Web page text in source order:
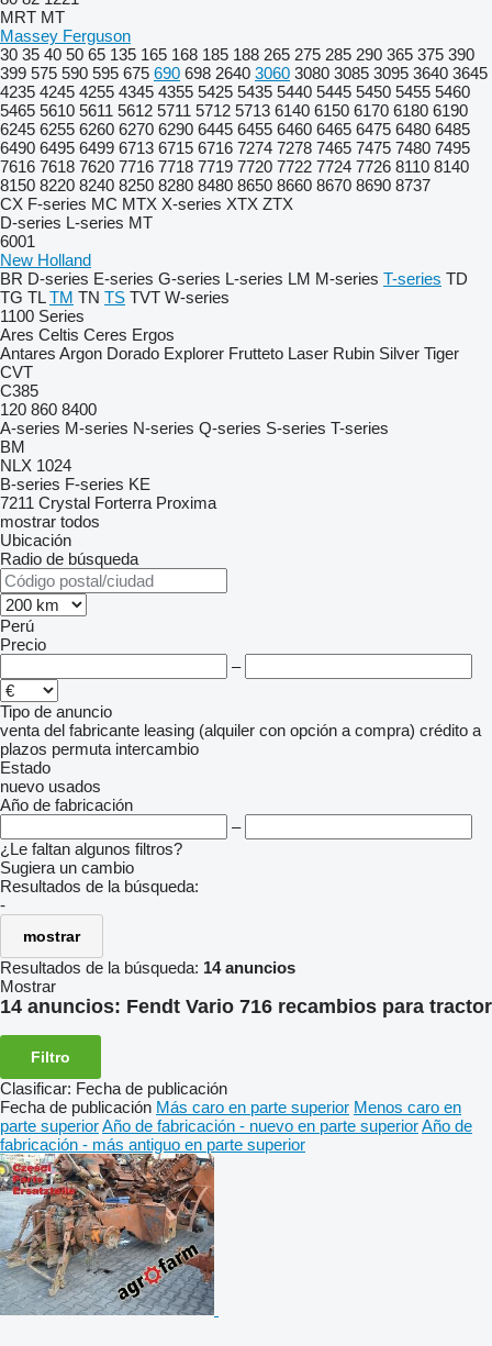
MRT MT
Massey Ferguson
30 35 40 50 65 135 165 168 185 188 265 275 285 290 365 375 390
399 575 590 595 675 690 698 2640 3060 3080 3085 3095 3640 3645
4235 4245 4255 4345 4355 5425 5435 5440 5445 5450 5455 5460
5465 5610 5611 5612 5711 5712 5713 6140 6150 6170 6180 6190
6245 6255 6260 6270 6290 6445 6455 6460 6465 6475 6480 6485
6490 6495 6499 6713 6715 6716 7274 7278 7465 7475 7480 7495
7616 7618 7620 7716 7718 7719 7720 7722 7724 7726 8110 8140
8150 8220 8240 8250 8280 8480 8650 8660 8670 8690 8737
CX F-series MC MTX X-series XTX ZTX
D-series L-series MT
6001
New Holland
BR D-series E-series G-series L-series LM M-series T-series TD
TG TL TM TN TS TVT W-series
1100 Series
Ares Celtis Ceres Ergos
Antares Argon Dorado Explorer Frutteto Laser Rubin Silver Tiger
CVT
C385
120 860 8400
A-series M-series N-series Q-series S-series T-series
BM
NLX 1024
B-series F-series KE
7211 Crystal Forterra Proxima
mostrar todos
Ubicación
Radio de búsqueda
Perú
Precio
–
Tipo de anuncio
venta del fabricante leasing (alquiler con opción a compra) crédito a
plazos permuta intercambio
Estado
nuevo usados
Año de fabricación
–
¿Le faltan algunos filtros?
Sugiera un cambio
Resultados de la búsqueda:
-
mostrar
Resultados de la búsqueda: 14 anuncios
Mostrar
14 anuncios: Fendt Vario 716 recambios para tractor
Filtro
Clasificar: Fecha de publicación
Fecha de publicación Más caro en parte superior Menos caro en
parte superiorAño de fabricación - nuevo en parte superiorAño de
fabricación - más antiguo en parte superior